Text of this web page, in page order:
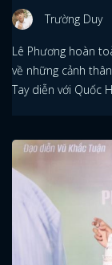
Trường Duy
Lê Phương hoàn
về những cảnh
Tay diễn với Quốc